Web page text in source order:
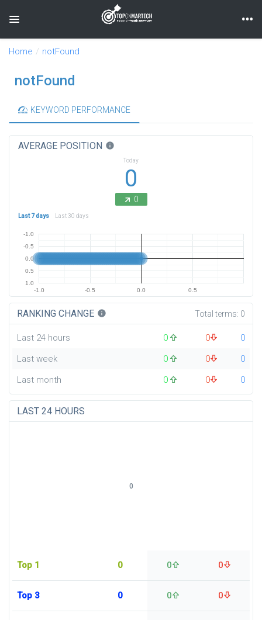
Toggle navigation
Home notFound
notFound
KEYWORD PERFORMANCE
AVERAGE POSITION info
Today
0
0
Last 7 days Last 30 days
-1.0 -0.5 0.0 0.5
-1.0
-0.5
0.0
0.5
1.0
RANKING CHANGE info Total terms: 0
Last 24 hours 0 0
0
Last week
0 0
0
Last month
0 0 0
LAST 24 HOURS
Top 1 0 0 0
Top 3 0 0 0
0